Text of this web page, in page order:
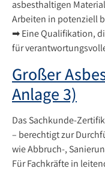
asbesthaltigen
Arbeiten in potenziell
➡ Eine Qualifikation,
für
Großer
Anlage 3)
Das Sachkunde-
– berechtigt zur
wie Abbruch-,
Für Fachkräfte in